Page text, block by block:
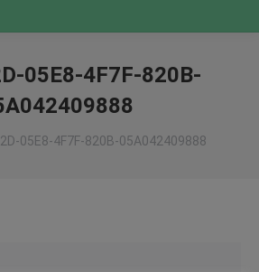
05E8-4F7F-820B-
hier:
05E8-4F7F-820B-05A042409888